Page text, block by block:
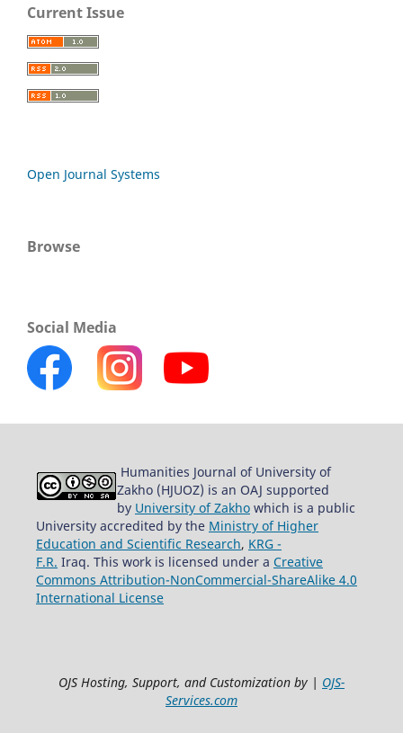
Current Issue
Open Journal Systems
Browse
Social Media
Humanities Journal of University of
Zakho (HJUOZ) is an OAJ supported
by University of Zakho which is a public
University accredited by the Ministry of Higher
Education and Scientific Research, KRG -
F.R. Iraq. This work is licensed under a Creative
Commons Attribution-NonCommercial-ShareAlike 4.0
International License
OJS Hosting, Support, and Customization by | OJS-
Services.com